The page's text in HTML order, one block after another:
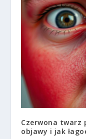
Czerwona twarz
objawy i jak